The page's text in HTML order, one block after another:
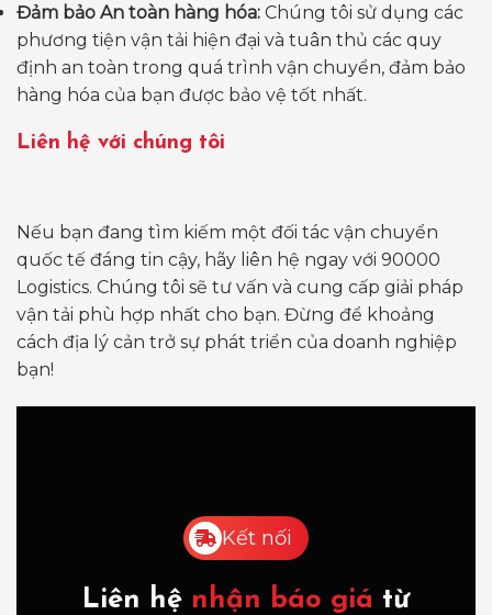
Đảm bảo An toàn hàng hóa: Chúng tôi sử dụng các
phương tiện vận tải hiện đại và tuân thủ các quy
định an toàn trong quá trình vận chuyển, đảm bảo
hàng hóa của bạn được bảo vệ tốt nhất.
Liên hệ với chúng tôi
Nếu bạn đang tìm kiếm một đối tác vận chuyển
quốc tế đáng tin cậy, hãy liên hệ ngay với 90000
Logistics. Chúng tôi sẽ tư vấn và cung cấp giải pháp
vận tải phù hợp nhất cho bạn. Đừng để khoảng
cách địa lý cản trở sự phát triển của doanh nghiệp
bạn!
Kết nối
Liên hệ nhận báo giá từ